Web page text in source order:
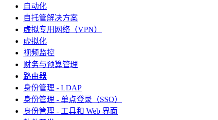
自动化
自托管解决方案
虚拟专用网络（VPN）
虚拟化
视频监控
财务与预算管理
路由器
身份管理 - LDAP
身份管理 - 单点登录（SSO）
身份管理 - 工具和 Web 界面